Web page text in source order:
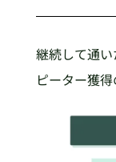
継続して通
ピーター獲得